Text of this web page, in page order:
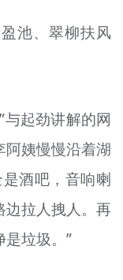
盈池、翠柳扶风
起劲讲解的网
姨慢慢沿着湖
酒吧，音响喇
边拉人拽人。再
垃圾。”